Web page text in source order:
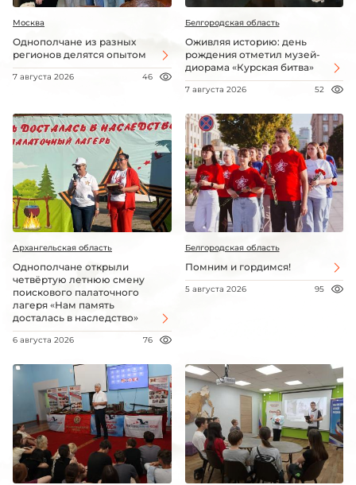
Москва
Однополчане из разных
регионов делятся опытом
7 августа 2026 46
Белгородская область
Оживляя историю: день
рождения отметил музей-
диорама «Курская битва»
7 августа 2026 52
Архангельская область
Однополчане открыли
четвёртую летнюю смену
поискового палаточного
лагеря «Нам память
досталась в наследство»
6 августа 2026 76
Белгородская область
Помним и гордимся!
5 августа 2026 95